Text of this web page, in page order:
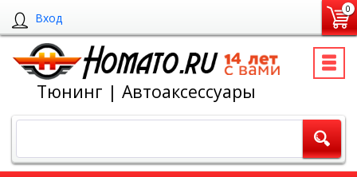
Вход
0
Тюнинг | Автоаксессуары